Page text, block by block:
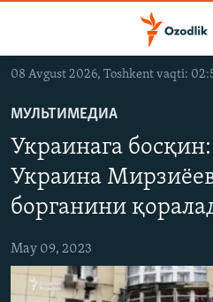
Асосий
ўтинг
Қидиришга
ўтинг
OZODVIDEO
OZODARXIV
На русском
ИЖТИМОИЙ ТАРМОҚЛАР
08 Avgust 2026, Toshkent vaqti:
МУЛЬТИМЕДИА
Украинага босқин:
Украина
борганини
May 09, 2023